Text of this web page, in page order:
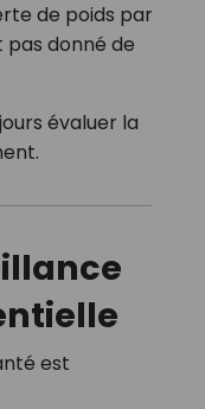
de poids par
pas donné de
évaluer la
est